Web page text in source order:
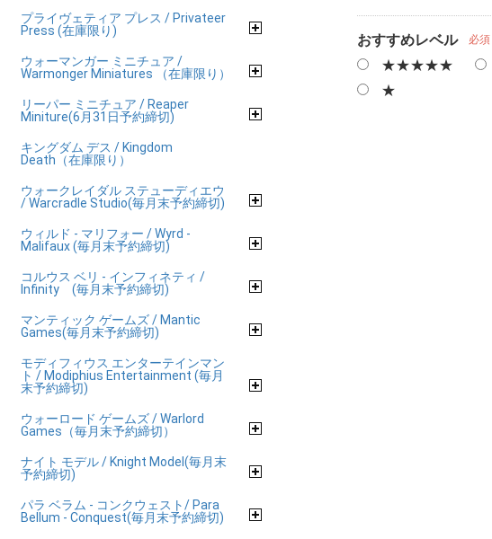
プライヴェティア プレス / Privateer
Press (在庫限り)
ウォーマンガー ミニチュア /
Warmonger Miniatures （在庫限り）
リーパー ミニチュア / Reaper
Miniture(6月31日予約締切)
キングダム デス / Kingdom
Death（在庫限り）
ウォークレイダル ステューディエウ
/ Warcradle Studio(毎月末予約締切)
ウィルド - マリフォー / Wyrd -
Malifaux (毎月末予約締切)
コルウス ベリ - インフィネティ /
Infinity (毎月末予約締切)
マンティック ゲームズ / Mantic
Games(毎月末予約締切)
モディフィウス エンターテインマン
ト / Modiphius Entertainment (毎月
末予約締切)
ウォーロード ゲームズ / Warlord
Games（毎月末予約締切）
ナイト モデル / Knight Model(毎月末
予約締切)
パラ ベラム - コンクウェスト/ Para
Bellum - Conquest(毎月末予約締切)
おすすめレベル 必須
★★★★★
★